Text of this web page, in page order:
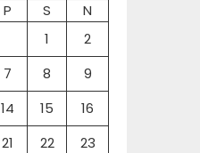
P S
N
1
2
7 8
9
14 15
16
21 22
23